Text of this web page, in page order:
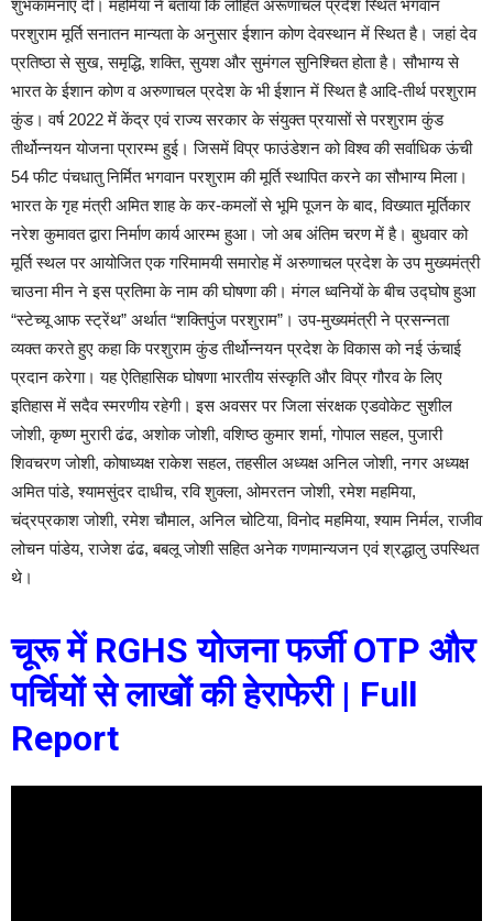
शुभकामनाएं दी। महमिया ने बताया कि लोहित अरूणाचल प्रदेश स्थित भगवान
परशुराम मूर्ति सनातन मान्यता के अनुसार ईशान कोण देवस्थान में स्थित है। जहां देव
प्रतिष्ठा से सुख, समृद्धि, शक्ति, सुयश और सुमंगल सुनिश्चित होता है। सौभाग्य से
भारत के ईशान कोण व अरुणाचल प्रदेश के भी ईशान में स्थित है आदि-तीर्थ परशुराम
कुंड। वर्ष 2022 में केंद्र एवं राज्य सरकार के संयुक्त प्रयासों से परशुराम कुंड
तीर्थोन्नयन योजना प्रारम्भ हुई। जिसमें विप्र फाउंडेशन को विश्व की सर्वाधिक ऊंची
54 फीट पंचधातु निर्मित भगवान परशुराम की मूर्ति स्थापित करने का सौभाग्य मिला।
भारत के गृह मंत्री अमित शाह के कर-कमलों से भूमि पूजन के बाद, विख्यात मूर्तिकार
नरेश कुमावत द्वारा निर्माण कार्य आरम्भ हुआ। जो अब अंतिम चरण में है। बुधवार को
मूर्ति स्थल पर आयोजित एक गरिमामयी समारोह में अरुणाचल प्रदेश के उप मुख्यमंत्री
चाउना मीन ने इस प्रतिमा के नाम की घोषणा की। मंगल ध्वनियों के बीच उद्घोष हुआ
“स्टेच्यू आफ स्ट्रेंथ” अर्थात “शक्तिपुंज परशुराम”। उप-मुख्यमंत्री ने प्रसन्नता
व्यक्त करते हुए कहा कि परशुराम कुंड तीर्थोन्नयन प्रदेश के विकास को नई ऊंचाई
प्रदान करेगा। यह ऐतिहासिक घोषणा भारतीय संस्कृति और विप्र गौरव के लिए
इतिहास में सदैव स्मरणीय रहेगी। इस अवसर पर जिला संरक्षक एडवोकेट सुशील
जोशी, कृष्ण मुरारी ढंढ, अशोक जोशी, वशिष्ठ कुमार शर्मा, गोपाल सहल, पुजारी
शिवचरण जोशी, कोषाध्यक्ष राकेश सहल, तहसील अध्यक्ष अनिल जोशी, नगर अध्यक्ष
अमित पांडे, श्यामसुंदर दाधीच, रवि शुक्ला, ओमरतन जोशी, रमेश महमिया,
चंद्रप्रकाश जोशी, रमेश चौमाल, अनिल चोटिया, विनोद महमिया, श्याम निर्मल, राजीव
लोचन पांडेय, राजेश ढंढ, बबलू जोशी सहित अनेक गणमान्यजन एवं श्रद्धालु उपस्थित
थे।
चूरू में RGHS योजना फर्जी OTP और
पर्चियों से लाखों की हेराफेरी | Full
Report